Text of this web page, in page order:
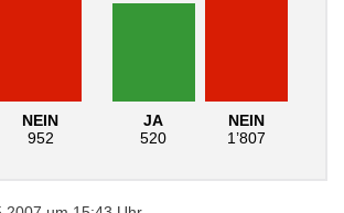
NEIN
952
JA
520
NEIN
1’807